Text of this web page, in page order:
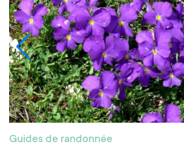
Guides de randonnée